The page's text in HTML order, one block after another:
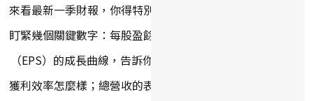
來看最新一季財報，你得特別
盯緊幾個關鍵數字：每股盈餘
（EPS）的成長曲線，告訴你
獲利效率怎麼樣；總營收的表